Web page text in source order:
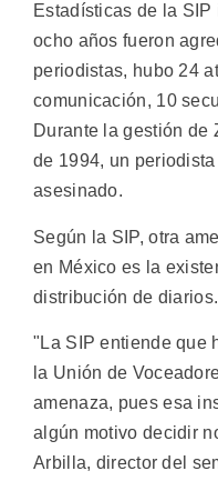
Estadísticas de la
ocho años fueron
periodistas, hubo 24
comunicación, 10
Durante la gestión de
de 1994, un
asesinado.
Según la SIP, otra
en México es la
distribución de diarios.
"La SIP entiende que
la Unión de
amenaza, pues esa
algún motivo decidir
Arbilla, director del